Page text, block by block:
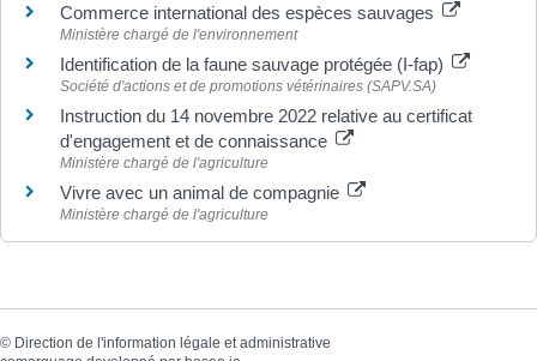
Commerce international des espèces sauvages
Ministère chargé de l'environnement
Identification de la faune sauvage protégée (I-fap)
Société d'actions et de promotions vétérinaires (SAPV.SA)
Instruction du 14 novembre 2022 relative au certificat
d'engagement et de connaissance
Ministère chargé de l'agriculture
Vivre avec un animal de compagnie
Ministère chargé de l'agriculture
© Direction de l'information légale et administrative